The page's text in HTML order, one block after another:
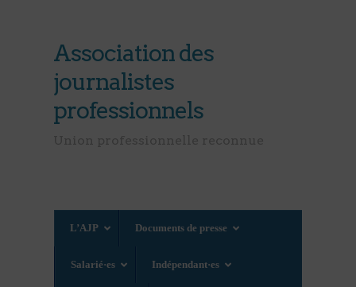
Association des
journalistes
professionnels
L’AJP Documents de presse
Salarié·es Indépendant·es